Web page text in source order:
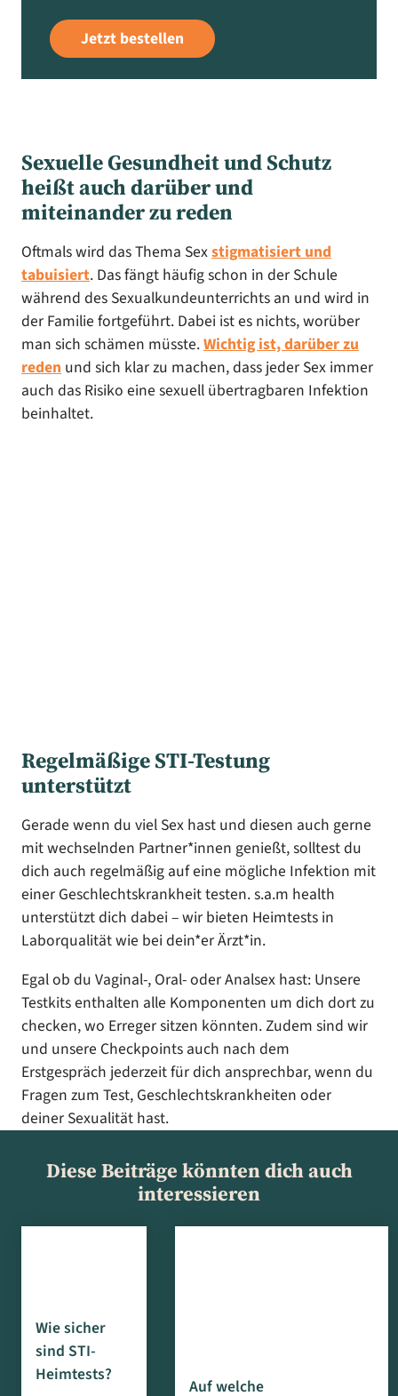
Jetzt bestellen
Sexuelle Gesundheit und Schutz
heißt auch darüber und
miteinander zu reden
Oftmals wird das Thema Sexstigmatisiert und
tabuisiert. Das fängt häufig schon in der Schule
während des Sexualkundeunterrichts an und wird in
der Familie fortgeführt. Dabei ist es nichts, worüber
man sich schämen müsste.Wichtig ist, darüber zu
reden und sich klar zu machen, dass jeder Sex immer
auch das Risiko eine sexuell übertragbaren Infektion
beinhaltet.
Regelmäßige STI-Testung
unterstützt
Gerade wenn du viel Sex hast und diesen auch gerne
mit wechselnden Partner*innen genießt, solltest du
dich auch regelmäßig auf eine mögliche Infektion mit
einer Geschlechtskrankheit testen. s.a.m health
unterstützt dich dabei – wir bieten Heimtests in
Laborqualität wie bei dein*er Ärzt*in.
Egal ob du Vaginal-, Oral- oder Analsex hast: Unsere
Testkits enthalten alle Komponenten um dich dort zu
checken, wo Erreger sitzen könnten. Zudem sind wir
und unsere Checkpoints auch nach dem
Erstgespräch jederzeit für dich ansprechbar, wenn du
Fragen zum Test, Geschlechtskrankheiten oder
deiner Sexualität hast.
Diese Beiträge könnten dich auch
interessieren
Wie sicher
sind STI-
Heimtests?
Auf welche